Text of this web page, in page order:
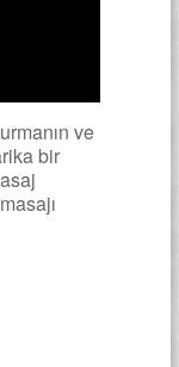
ve
bir